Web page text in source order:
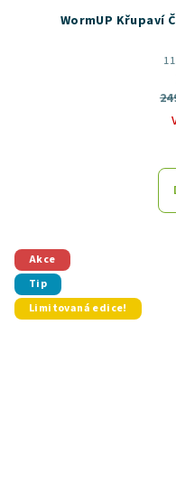
WormUP Křupaví
Akce
Tip
Limitovaná edice!